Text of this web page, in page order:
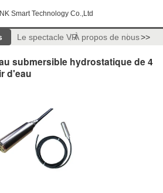
Smart Technology Co.,Ltd
Le spectacle VRÀ propos de nous>>
submersible hydrostatique de 4
d'eau